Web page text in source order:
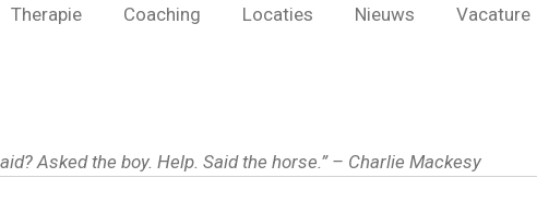
Therapie Coaching Locaties Nieuws Vacature
Asked the boy. Help. Said the horse.” – Charlie Mackesy